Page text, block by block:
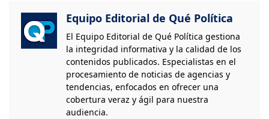
Equipo Editorial de Qué Política
El Equipo Editorial de Qué Política gestiona
la integridad informativa y la calidad de los
contenidos publicados. Especialistas en el
procesamiento de noticias de agencias y
tendencias, enfocados en ofrecer una
cobertura veraz y ágil para nuestra
audiencia.